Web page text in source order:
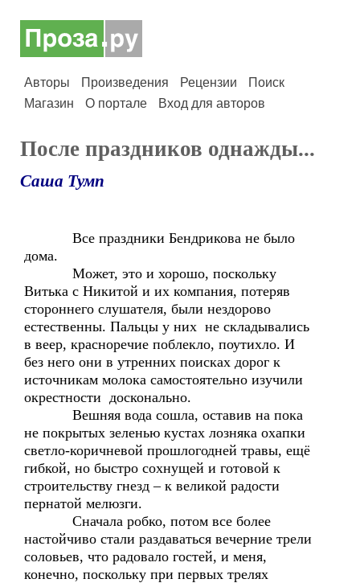
Авторы Произведения Рецензии
Поиск
Магазин
О портале Вход для авторов
После праздников однажды...
Саша Тумп
Все праздники Бендрикова не было
дома.
Может, это и хорошо, поскольку
Витька с Никитой и их компания, потеряв
стороннего слушателя, были нездорово
естественны. Пальцы у них не складывались
в веер, красноречие поблекло, поутихло. И
без него они в утренних поисках дорог к
источникам молока самостоятельно изучили
окрестности досконально.
Вешняя вода сошла, оставив на пока
не покрытых зеленью кустах лозняка охапки
светло-коричневой прошлогодней травы, ещё
гибкой, но быстро сохнущей и готовой к
строительству гнезд – к великой радости
пернатой мелюзги.
Сначала робко, потом все более
настойчиво стали раздаваться вечерние трели
соловьев, что радовало гостей, и меня,
конечно, поскольку при первых трелях